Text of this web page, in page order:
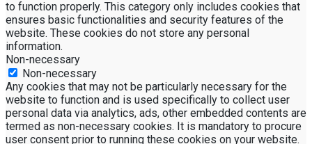
to function properly. This category only includes cookies that
ensures basic functionalities and security features of the
website. These cookies do not store any personal
information.
Non-necessary
Non-necessary
Any cookies that may not be particularly necessary for the
website to function and is used specifically to collect user
personal data via analytics, ads, other embedded contents are
termed as non-necessary cookies. It is mandatory to procure
user consent prior to running these cookies on your website.